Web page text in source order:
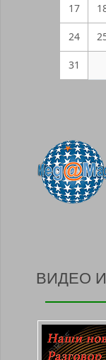
17
24
31
ВИДЕО